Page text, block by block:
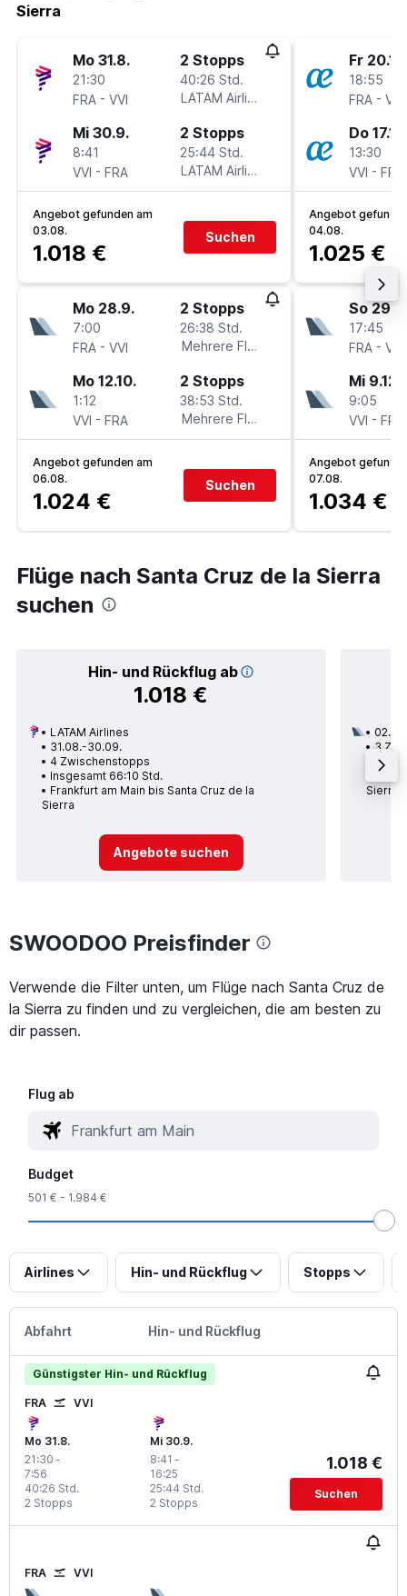
Sierra
Mo 31.8.
21:30
FRA - VVI
2 Stopps
40:26 Std.
LATAM Airlines
Mi 30.9.
8:41
VVI - FRA
2 Stopps
25:44 Std.
LATAM Airlines
Angebot gefunden am
03.08.
1.018 €
Suchen
Mo 28.9.
7:00
FRA - VVI
2 Stopps
26:38 Std.
Mehrere Fluglinien
Mo 12.10.
1:12
VVI - FRA
2 Stopps
38:53 Std.
Mehrere Fluglinien
Angebot gefunden am
06.08.
1.024 €
Suchen
Fr 20.11.
18:55
FRA - VVI
Do 17.12.
13:30
VVI - FRA
Angebot
04.08.
1.025 €
So
17:45
FRA - VVI
Mi 9.12.
9:05
VVI - FRA
Angebot
07.08.
1.034 €
Flüge nach Santa Cruz de la Sierra
suchen
Hin- und Rückflug ab
1.018 €
LATAM Airlines
31.08.-30.09.
4 Zwischenstopps
Insgesamt 66:10 Std.
Frankfurt am Main bis Santa Cruz de la
Sierra
Angebote suchen
02.10.
3
Sierra
SWOODOO Preisfinder
Verwende die Filter unten, um Flüge nach Santa Cruz de
la Sierra zu finden und zu vergleichen, die am besten zu
dir passen.
Flug ab
Budget
501 € - 1.984 €
Airlines Hin- und Rückflug Stopps
Abfahrt Hin- und Rückflug
Günstigster Hin- und Rückflug
FRA VVI
Mo 31.8.
21:30 -
7:56
2 Stopps
40:26 Std.
Mi 30.9.
8:41 -
16:25
2 Stopps
25:44 Std.
1.018 €
Suchen
FRA VVI